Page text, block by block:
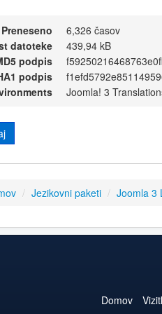
Preneseno
6,326 časov
datoteke
439,94 kB
podpis
podpis
Joomla! 3
/ Jezikovni paketi / Joomla 3
Domov